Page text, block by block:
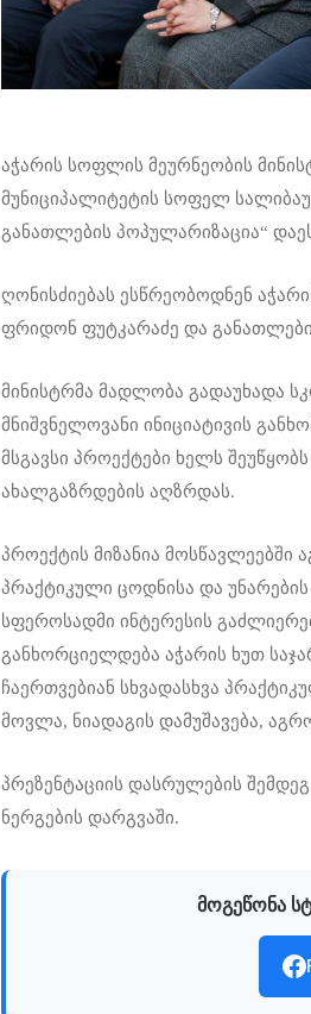
აჭარის სოფლის მეურნეობის
მუნიციპალიტეტის სოფელ
განათლების პოპულარიზაცია“
ღონისძიებას ესწრეობოდნენ
ფრიდონ ფუტკარაძე და
მინისტრმა მადლობა გადაუხადა
მნიშვნელოვანი ინიციატივის
მსგავსი პროექტები ხელს
ახალგაზრდების აღზრდას.
პროექტის მიზანია
პრაქტიკული ცოდნისა და
სფეროსადმი ინტერესის
განხორციელდება აჭარის ხუთ
ჩაერთვებიან სხვადასხვა
მოვლა, ნიადაგის დამუშავება,
პრეზენტაციის დასრულების
ნერგების დარგვაში.
მოგეწონა